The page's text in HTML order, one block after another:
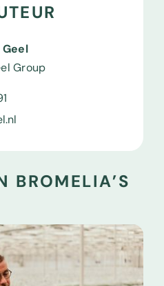
Group
BROMELIA’S